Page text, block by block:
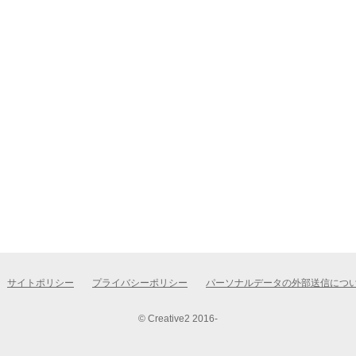
サイトポリシー プライバシーポリシー パーソナルデータの外部送信につ
© Creative2 2016-